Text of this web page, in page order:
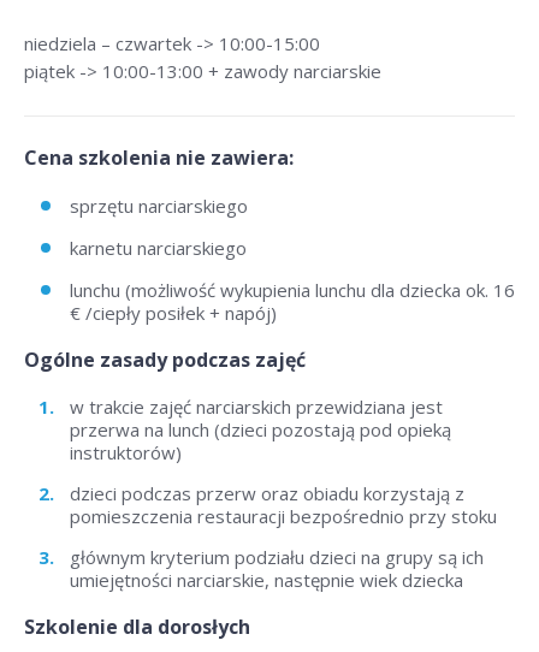
niedziela – czwartek -> 10:00-15:00
piątek -> 10:00-13:00 + zawody narciarskie
Cena szkolenia nie zawiera:
sprzętu narciarskiego
karnetu narciarskiego
lunchu (możliwość wykupienia lunchu dla dziecka ok. 16
€ /ciepły posiłek + napój)
Ogólne zasady podczas zajęć
w trakcie zajęć narciarskich przewidziana jest
przerwa na lunch (dzieci pozostają pod opieką
instruktorów)
dzieci podczas przerw oraz obiadu korzystają z
pomieszczenia restauracji bezpośrednio przy stoku
głównym kryterium podziału dzieci na grupy są ich
umiejętności narciarskie, następnie wiek dziecka
Szkolenie dla dorosłych